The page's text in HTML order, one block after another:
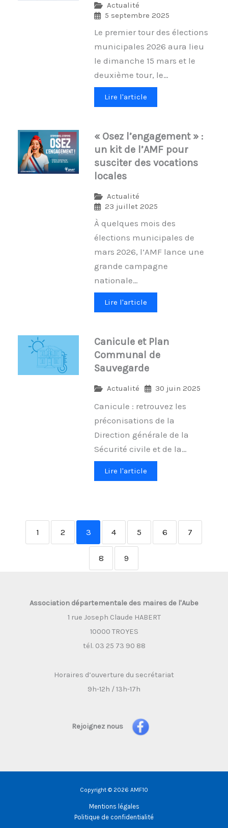
Actualité
5 septembre 2025
Le premier tour des élections
municipales 2026 aura lieu
le dimanche 15 mars et le
deuxième tour, le…
Lire l'article
« Osez l’engagement » :
un kit de l’AMF pour
susciter des vocations
locales
Actualité
23 juillet 2025
À quelques mois des
élections municipales de
mars 2026, l’AMF lance une
grande campagne
nationale…
Lire l'article
Canicule et Plan
Communal de
Sauvegarde
Actualité 30 juin 2025
Canicule : retrouvez les
préconisations de la
Direction générale de la
Sécurité civile et de la…
Lire l'article
1 2 3 4 5 6 7
8 9
Association départementale des maires de l'Aube
1 rue Joseph Claude HABERT
10000 TROYES
tél. 03 25 73 90 88
Horaires d’ouverture du secrétariat
9h-12h / 13h-17h
Rejoignez nous
Copyright © 2026 AMF10
Mentions légales
Politique de confidentialité